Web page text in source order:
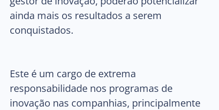
ainda mais os resultados a serem
conquistados.
Este é um cargo de extrema
responsabilidade nos programas de
inovação nas companhias, principalmente